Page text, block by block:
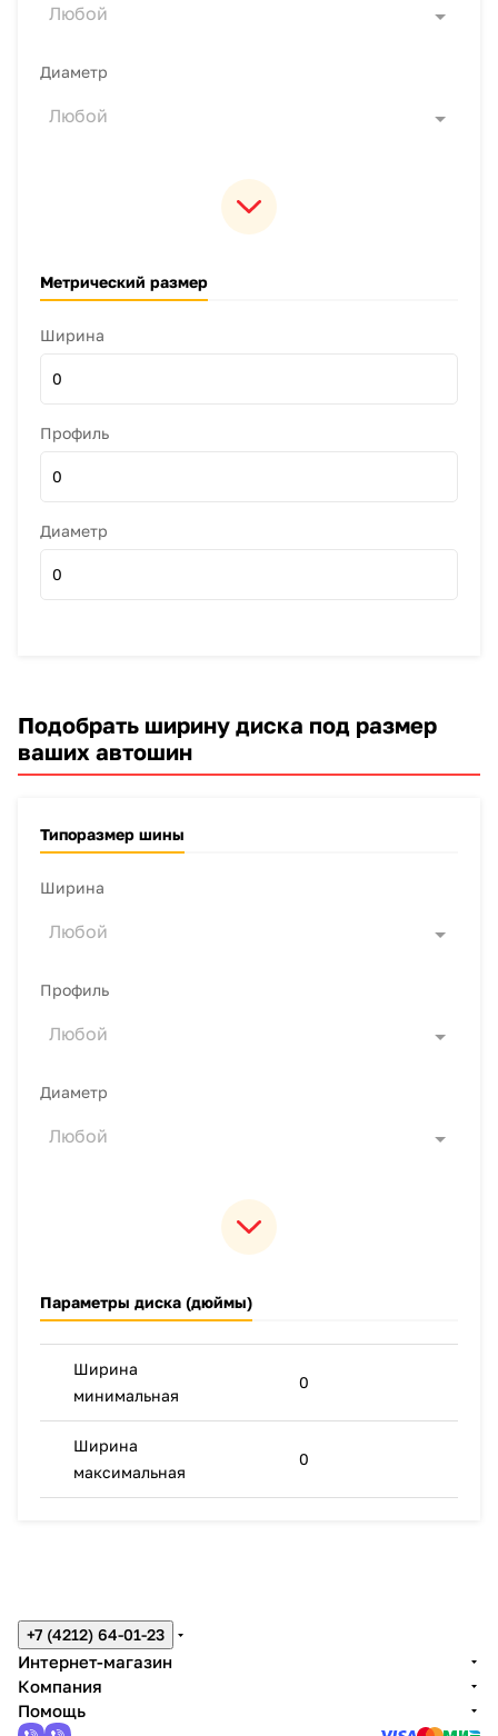
Любой
Диаметр
Любой
Метрический размер
Ширина
0
Профиль
0
Диаметр
0
Подобрать ширину диска под размер
ваших автошин
Типоразмер шины
Ширина
Любой
Профиль
Любой
Диаметр
Любой
Параметры диска (дюймы)
Ширина
минимальная
0
Ширина
максимальная
0
+7 (4212) 64-01-23
Интернет-магазин
Компания
Помощь